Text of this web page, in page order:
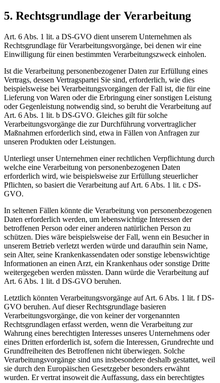
5. Rechtsgrundlage der Verarbeitung
Art. 6 Abs. 1 lit. a DS-GVO dient unserem Unternehmen als
Rechtsgrundlage für Verarbeitungsvorgänge, bei denen wir eine
Einwilligung für einen bestimmten Verarbeitungszweck einholen.
Ist die Verarbeitung personenbezogener Daten zur Erfüllung eines
Vertrags, dessen Vertragspartei Sie sind, erforderlich, wie dies
beispielsweise bei Verarbeitungsvorgängen der Fall ist, die für eine
Lieferung von Waren oder die Erbringung einer sonstigen Leistung
oder Gegenleistung notwendig sind, so beruht die Verarbeitung auf
Art. 6 Abs. 1 lit. b DS-GVO. Gleiches gilt für solche
Verarbeitungsvorgänge die zur Durchführung vorvertraglicher
Maßnahmen erforderlich sind, etwa in Fällen von Anfragen zur
unseren Produkten oder Leistungen.
Unterliegt unser Unternehmen einer rechtlichen Verpflichtung durch
welche eine Verarbeitung von personenbezogenen Daten
erforderlich wird, wie beispielsweise zur Erfüllung steuerlicher
Pflichten, so basiert die Verarbeitung auf Art. 6 Abs. 1 lit. c DS-
GVO.
In seltenen Fällen könnte die Verarbeitung von personenbezogenen
Daten erforderlich werden, um lebenswichtige Interessen der
betroffenen Person oder einer anderen natürlichen Person zu
schützen. Dies wäre beispielsweise der Fall, wenn ein Besucher in
unserem Betrieb verletzt werden würde und daraufhin sein Name,
sein Alter, seine Krankenkassendaten oder sonstige lebenswichtige
Informationen an einen Arzt, ein Krankenhaus oder sonstige Dritte
weitergegeben werden müssten. Dann würde die Verarbeitung auf
Art. 6 Abs. 1 lit. d DS-GVO beruhen.
Letztlich könnten Verarbeitungsvorgänge auf Art. 6 Abs. 1 lit. f DS-
GVO beruhen. Auf dieser Rechtsgrundlage basieren
Verarbeitungsvorgänge, die von keiner der vorgenannten
Rechtsgrundlagen erfasst werden, wenn die Verarbeitung zur
Wahrung eines berechtigten Interesses unseres Unternehmens oder
eines Dritten erforderlich ist, sofern die Interessen, Grundrechte und
Grundfreiheiten des Betroffenen nicht überwiegen. Solche
Verarbeitungsvorgänge sind uns insbesondere deshalb gestattet, weil
sie durch den Europäischen Gesetzgeber besonders erwähnt
wurden. Er vertrat insoweit die Auffassung, dass ein berechtigtes